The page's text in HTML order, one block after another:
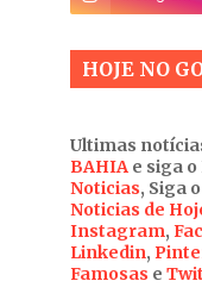
HOJE NO
Ultimas
BAHIA e siga o
Noticias, Siga
Noticias de
Instagram,
Linkedin,
Famosas e